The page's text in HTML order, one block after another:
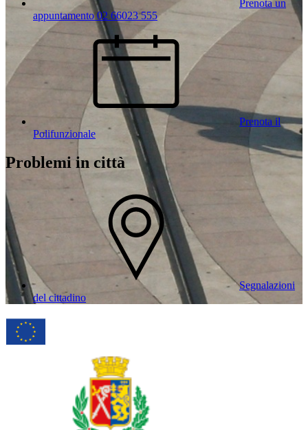
Prenota un
appuntamento 02 66023 555
Prenota il
Polifunzionale
Problemi in città
Segnalazioni
del cittadino